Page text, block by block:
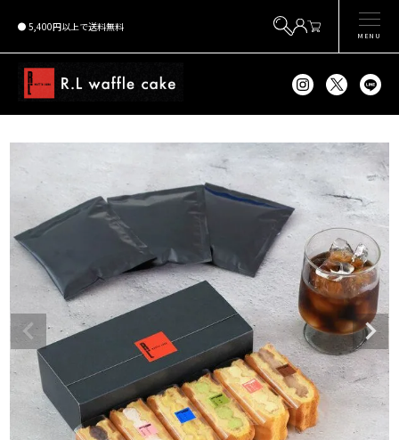
5,400円以上で送料無料
MENU